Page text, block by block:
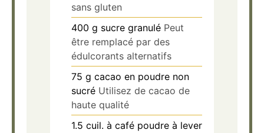
sans gluten
400 g sucre granulé Peut
être remplacé par des
édulcorants alternatifs
75 g cacao en poudre non
sucré Utilisez de cacao de
haute qualité
1.5 cuil. à café poudre à lever